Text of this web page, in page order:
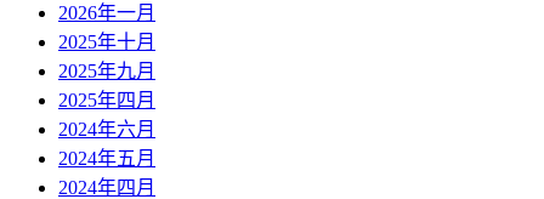
2026年一月
2025年十月
2025年九月
2025年四月
2024年六月
2024年五月
2024年四月